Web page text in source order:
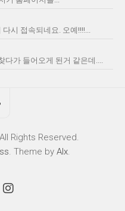
시 접속되네요. 오예!!!!...
다가 들어오게 된거 같은데....
Rights Reserved.
. Theme by Alx.